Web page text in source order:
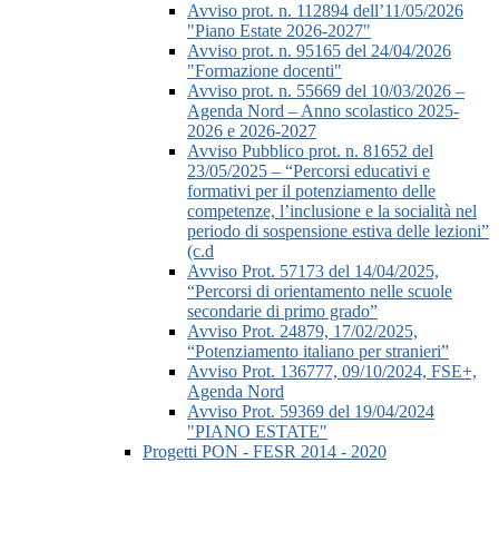
Avviso prot. n. 112894 dell’11/05/2026
"Piano Estate 2026-2027"
Avviso prot. n. 95165 del 24/04/2026
"Formazione docenti"
Avviso prot. n. 55669 del 10/03/2026 –
Agenda Nord – Anno scolastico 2025-
2026 e 2026-2027
Avviso Pubblico prot. n. 81652 del
23/05/2025 – “Percorsi educativi e
formativi per il potenziamento delle
competenze, l’inclusione e la socialità nel
periodo di sospensione estiva delle lezioni”
(c.d
Avviso Prot. 57173 del 14/04/2025,
“Percorsi di orientamento nelle scuole
secondarie di primo grado”
Avviso Prot. 24879, 17/02/2025,
“Potenziamento italiano per stranieri”
Avviso Prot. 136777, 09/10/2024, FSE+,
Agenda Nord
Avviso Prot. 59369 del 19/04/2024
"PIANO ESTATE"
Progetti PON - FESR 2014 - 2020